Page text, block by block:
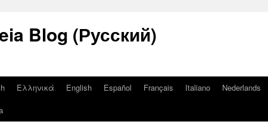
Blog (Русский)
Ελληνικά English Español Français Italiano Nederlands